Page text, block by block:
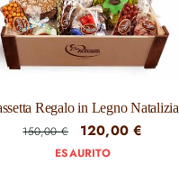
Regalo in Legno Natalizia
150,00€
Il
prezzo
120,00€
ESAURITO